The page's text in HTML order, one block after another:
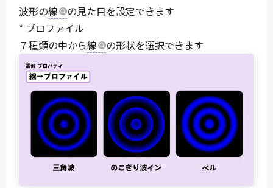
波形の線
の見た目を設定できます
* プロファイル
７種類の中から線 の形状を選択できます